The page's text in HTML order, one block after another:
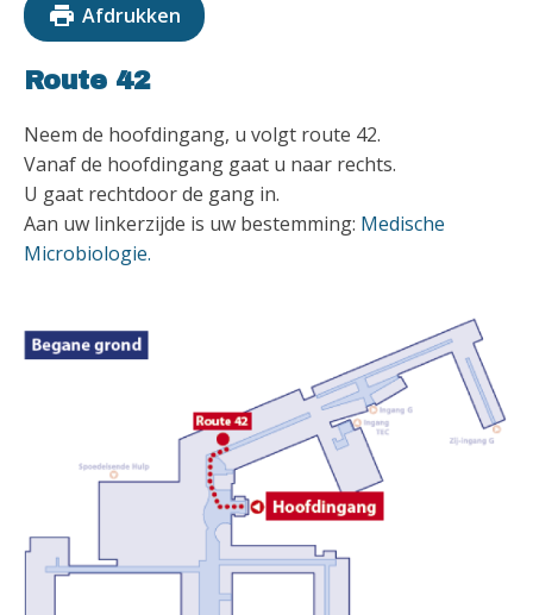
print Afdrukken
Route 42
Neem de hoofdingang, u volgt route 42.
Vanaf de hoofdingang gaat u naar rechts.
U gaat rechtdoor de gang in.
Aan uw linkerzijde is uw bestemming: Medische
Microbiologie.